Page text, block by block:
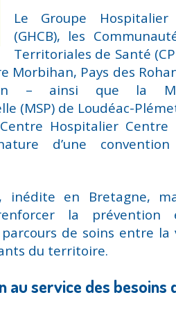
Le Groupe
(GHCB), les
Territoriales de Santé
Morbihan, Pays des
– ainsi que la
(MSP) de Loudéac-
Hospitalier Centre
d’une
inédite en Bretagne,
la prévention
de soins entre la
du territoire.
au service des